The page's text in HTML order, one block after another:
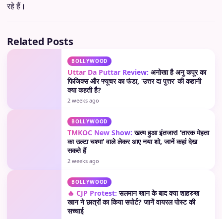
रहे हैं।
Related Posts
BOLLYWOOD
Uttar Da Puttar Review: अनोखा है अनु कपूर का
फिजिक्स और फ्यूचर का फंडा, ‘उत्तर दा पुत्तर’ की कहानी
क्या कहती है?
2 weeks ago
BOLLYWOOD
TMKOC New Show: खत्म हुआ इंतजार! ‘तारक मेहता
का उल्टा चश्मा’ वाले लेकर आए नया शो, जानें कहां देख
सकते हैं
2 weeks ago
BOLLYWOOD
🔥 CJP Protest: सलमान खान के बाद क्या शाहरुख
खान ने छात्रों का किया सपोर्ट? जानें वायरल पोस्ट की
सच्चाई